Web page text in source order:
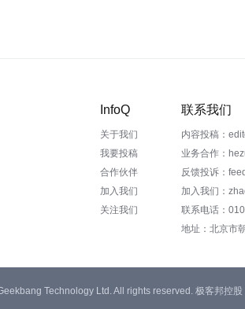
InfoQ
关于我们
我要投稿
合作伙伴
加入我们
关注我们
联系我们
内容投稿：
业务合作：
反馈投诉：
加入我们：
联系电话：
地址：北京市
Technology Ltd. All rights reserved. 极客邦控股